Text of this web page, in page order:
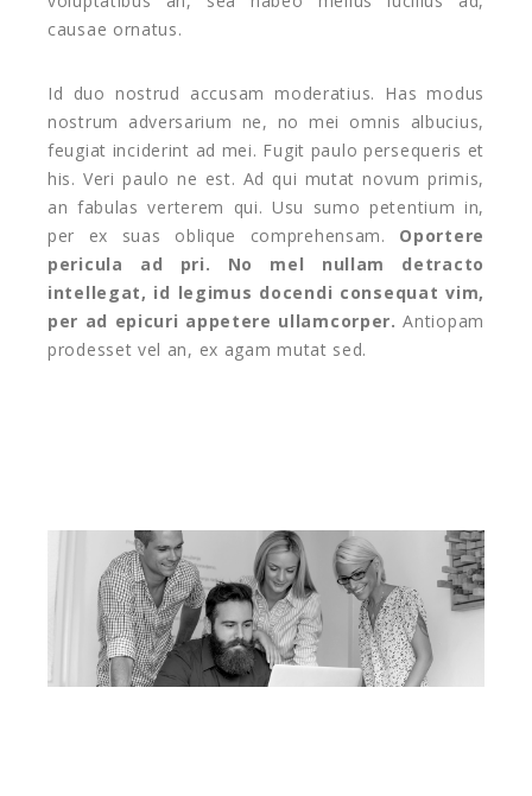
causae ornatus.
Id duo nostrud accusam moderatius. Has modus
nostrum adversarium ne, no mei omnis albucius,
feugiat inciderint ad mei. Fugit paulo persequeris et
his. Veri paulo ne est. Ad qui mutat novum primis,
an fabulas verterem qui. Usu sumo petentium in,
per ex suas oblique comprehensam. Oportere
pericula ad pri. No mel nullam detracto
intellegat, id legimus docendi consequat vim,
per ad epicuri appetere ullamcorper. Antiopam
prodesset vel an, ex agam mutat sed.